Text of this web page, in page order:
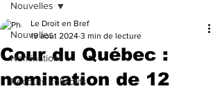
Nouvelles
Nominations
Recours collectifs
Nouvelles
Cour du Québec :
nomination de 12
Le Droit en Bref
19 août 2024 3 min de lecture